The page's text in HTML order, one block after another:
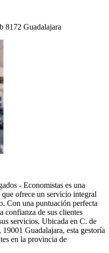
8172 Guadalajara
- Economistas es una
ofrece un servicio integral
Con una puntuación perfecta
confianza de sus clientes
servicios. Ubicada en C. de
Guadalajara, esta gestoría
en la provincia de